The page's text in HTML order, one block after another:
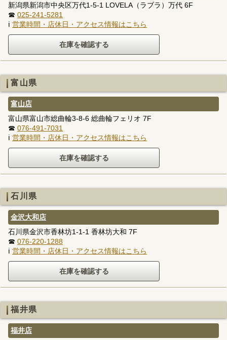
新潟県新潟市中央区万代1-5-1 LOVELA（ラブラ）万代 6F
☎ 025-241-5281
ℹ 営業時間・店休日・アクセス情報はこちら
富山県
富山店
富山県富山市総曲輪3-8-6 総曲輪フェリオ 7F
☎ 076-491-7031
ℹ 営業時間・店休日・アクセス情報はこちら
石川県
金沢大和店
石川県金沢市香林坊1-1-1 香林坊大和 7F
☎ 076-220-1288
ℹ 営業時間・店休日・アクセス情報はこちら
福井県
福井店